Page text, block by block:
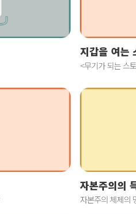
지갑을 여는
<무기가 되는 스
자본주의의
자본주의 체제의